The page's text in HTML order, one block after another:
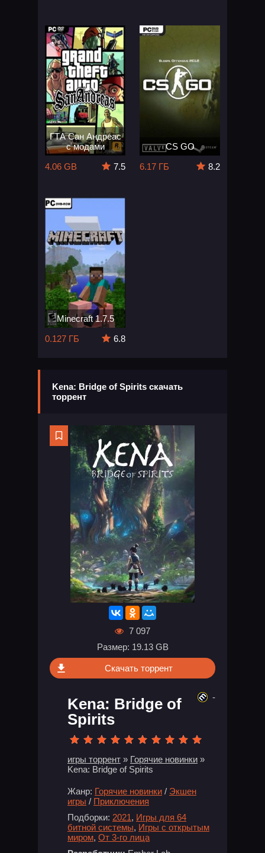
ГТА Сан Андреас
с модами
4.06 GB
7.5
CS GO
6.17 ГБ
8.2
Minecraft 1.7.5
0.127 ГБ
6.8
Kena: Bridge of Spirits скачать
торрент
7 097
Размер: 19.13 GB
Скачать торрент
Kena: Bridge of
Spirits
игры торрент » Горячие новинки »
Kena: Bridge of Spirits
Жанр: Горячие новинки / Экшен
игры / Приключения
Подборки: 2021, Игры для 64
битной системы, Игры с открытым
миром, От 3-го лица
-